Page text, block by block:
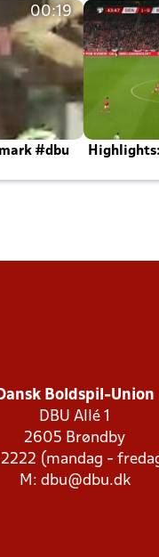
00:19
#dbu
Boldspil-Union
DBU Allé 1
2605 Brøndby
2222 (mandag -
M: dbu@dbu.dk